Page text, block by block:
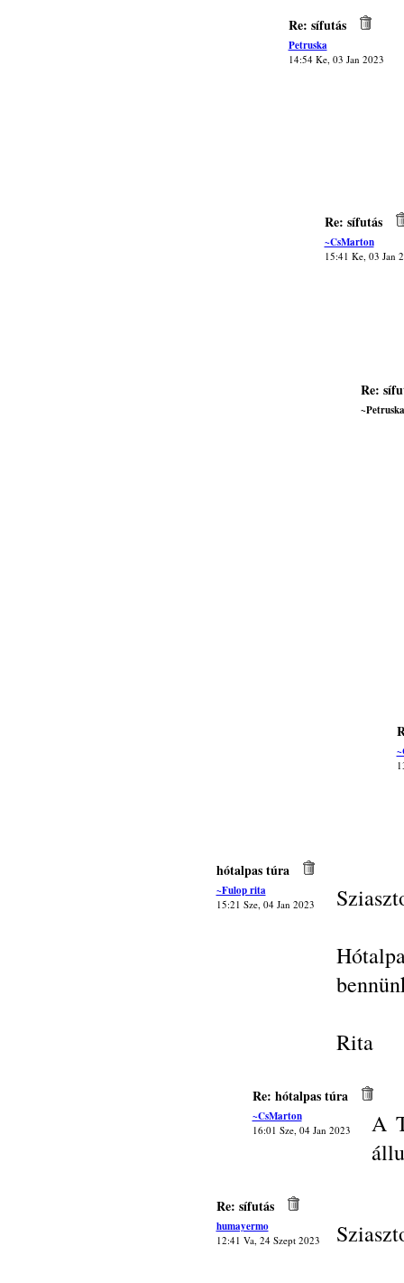
Re: sífutás
Petruska
14:54 Ke, 03 Jan 2023
Re: sífutás
~CsMarton
15:41 Ke, 03 Jan
Re:
~Petruska
hótalpas túra
~Fulop rita
15:21 Sze, 04 Jan 2023
Rita
Re: hótalpas túra
~CsMarton
16:01 Sze, 04 Jan 2023
A
Re: sífutás
humayermo
12:41 Va, 24 Szept 2023